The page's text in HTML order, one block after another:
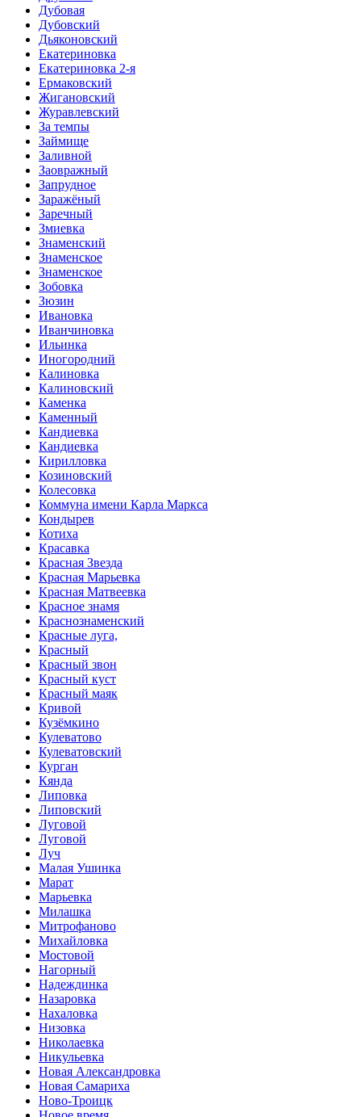
Дубовая
Дубовский
Дьяконовский
Екатериновка
Екатериновка 2-я
Ермаковский
Жигановский
Журавлевский
За темпы
Займище
Заливной
Заовражный
Запрудное
Заражёный
Заречный
Змиевка
Знаменский
Знаменское
Знаменское
Зобовка
Зюзин
Ивановка
Иванчиновка
Ильинка
Иногородний
Калиновка
Калиновский
Каменка
Каменный
Кандиевка
Кандиевка
Кирилловка
Козиновский
Колесовка
Коммуна имени Карла Маркса
Кондырев
Котиха
Красавка
Красная Звезда
Красная Марьевка
Красная Матвеевка
Красное знамя
Краснознаменский
Красные луга,
Красный
Красный звон
Красный куст
Красный маяк
Кривой
Кузёмкино
Кулеватово
Кулеватовский
Курган
Кянда
Липовка
Липовский
Луговой
Луговой
Луч
Малая Ушинка
Марат
Марьевка
Милашка
Митрофаново
Михайловка
Мостовой
Нагорный
Надеждинка
Назаровка
Нахаловка
Низовка
Николаевка
Никульевка
Новая Александровка
Новая Самариха
Ново-Троицк